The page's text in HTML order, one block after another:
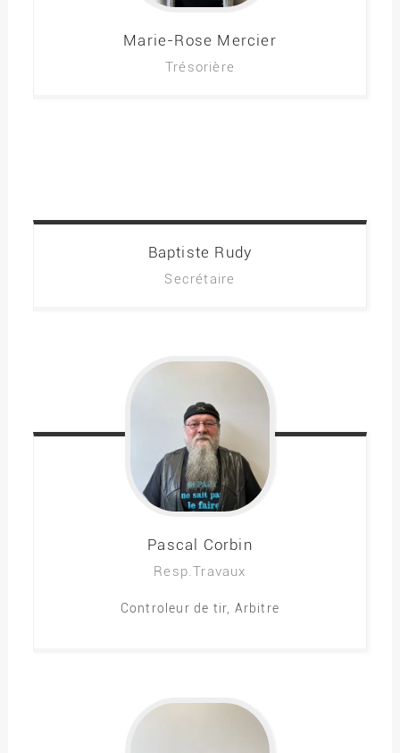
Marie-Rose Mercier
Trésorière
Baptiste Rudy
Secrétaire
Pascal Corbin
Resp.Travaux
Controleur de tir, Arbitre